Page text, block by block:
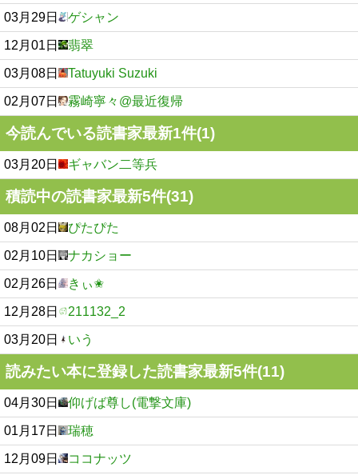
03月29日 ゲシャン
12月01日 翡翠
03月08日 Tatuyuki Suzuki
02月07日 霧崎寧々@最近復帰
今読んでいる読書家最新1件(1)
03月20日 ギャバン二等兵
積読中の読書家最新5件(31)
08月02日 ぴたぴた
02月10日 ナカショー
02月26日 きぃ✬
12月28日 211132_2
03月20日 いう
読みたい本に登録した読書家最新5件(11)
04月30日 仰げば尊し(電撃文庫)
01月17日 瑞穂
12月09日 ココナッツ